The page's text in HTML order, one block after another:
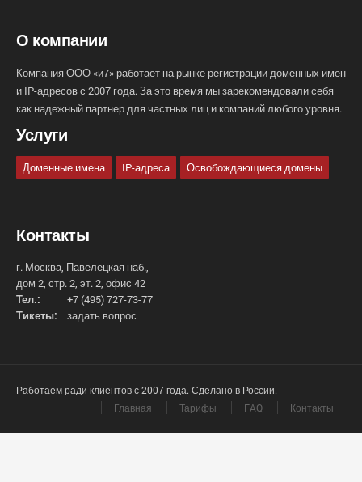
О компании
Компания ООО «и7» работает на рынке регистрации доменных имен
и IP-адресов с 2007 года. За это время мы зарекомендовали себя
как надежный партнер для частных лиц и компаний любого уровня.
Услуги
Доменные имена IP-адреса Освобождающиеся домены
Контакты
г. Москва, Павелецкая наб.,
дом 2, стр. 2, эт. 2, офис 42
Тел.:
+7 (495) 727-73-77
Тикеты:
задать вопрос
Работаем ради клиентов с 2007 года. Сделано в России.
Главная
Тарифы FAQ Контакты